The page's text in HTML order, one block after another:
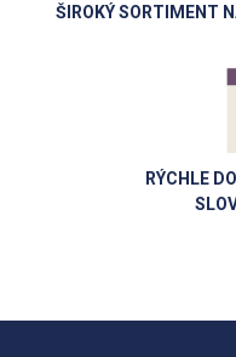
ŠIROKÝ SORTIMENT
RÝCHLE